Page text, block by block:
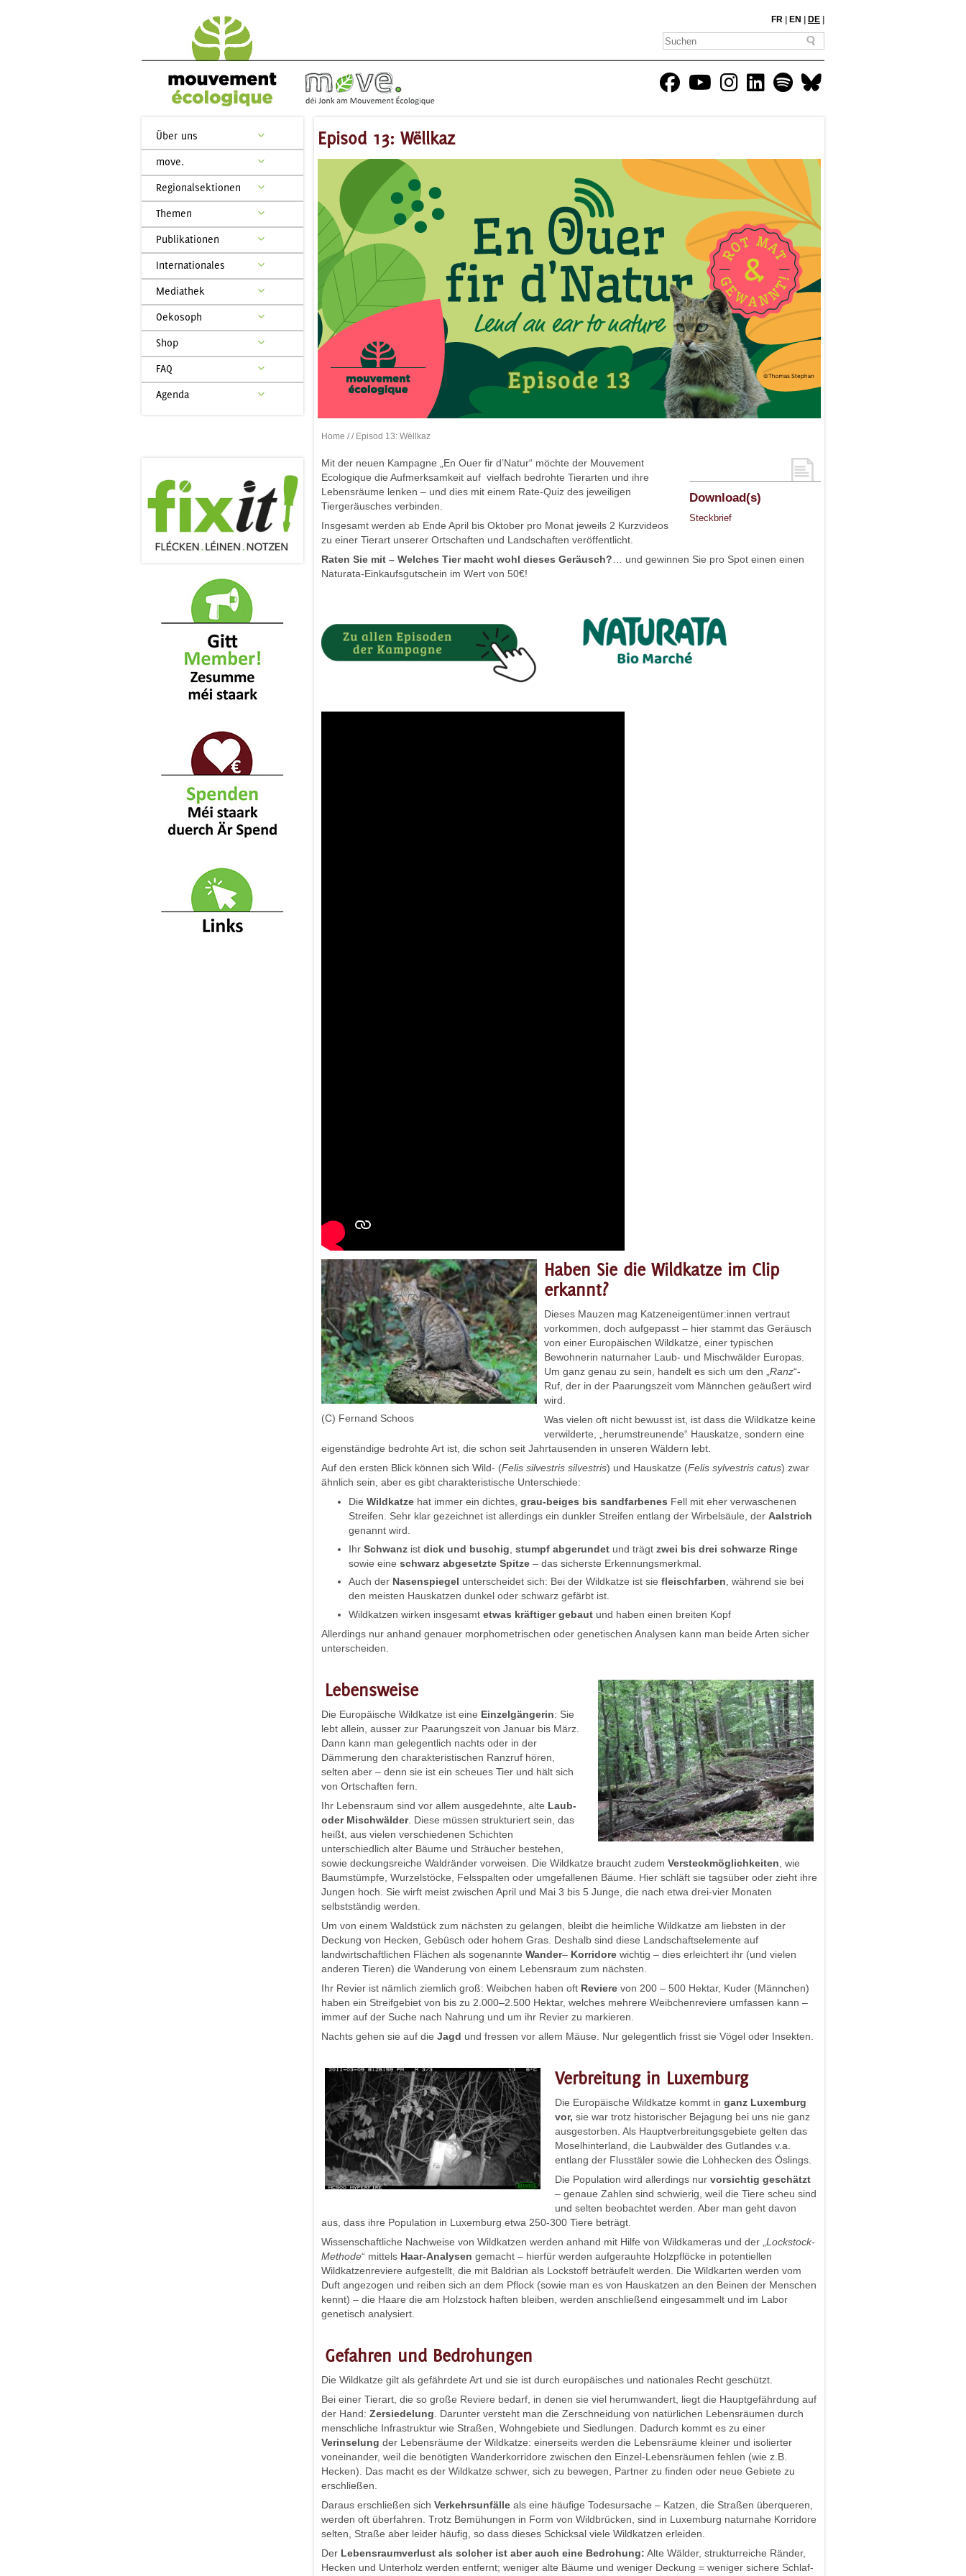
FR EN DE
Über uns
move.
Regionalsektionen
Themen
Publikationen
Internationales
Mediathek
Oekosoph
Shop
FAQ
Agenda
Episod 13: Wëllkaz
Home // Episod 13: Wëllkaz
Download(s)
Steckbrief
Mit der neuen Kampagne „En Ouer fir d’Natur“ möchte der Mouvement
Ecologique die Aufmerksamkeit auf vielfach bedrohte Tierarten und ihre
Lebensräume lenken – und dies mit einem Rate-Quiz des jeweiligen
Tiergeräusches verbinden.
Insgesamt werden ab Ende April bis Oktober pro Monat jeweils 2 Kurzvideos
zu einer Tierart unserer Ortschaften und Landschaften veröffentlicht.
Raten Sie mit – Welches Tier macht wohl dieses Geräusch? … und gewinnen Sie pro Spot einen einen
Naturata-Einkaufsgutschein im Wert von 50€!
(C) Fernand Schoos
Haben Sie die Wildkatze im Clip
erkannt?
Dieses Mauzen mag Katzeneigentümer:innen vertraut
vorkommen, doch aufgepasst – hier stammt das Geräusch
von einer Europäischen Wildkatze, einer typischen
Bewohnerin naturnaher Laub- und Mischwälder Europas.
Um ganz genau zu sein, handelt es sich um den „ Ranz“-
Ruf, der in der Paarungszeit vom Männchen geäußert wird
wird.
Was vielen oft nicht bewusst ist, ist dass die Wildkatze keine
verwilderte, „herumstreunende“ Hauskatze, sondern eine
eigenständige bedrohte Art ist, die schon seit Jahrtausenden in unseren Wäldern lebt.
Auf den ersten Blick können sich Wild- (Felis silvestris silvestris) und Hauskatze (Felis sylvestris catus) zwar
ähnlich sein, aber es gibt charakteristische Unterschiede:
Die Wildkatze hat immer ein dichtes, grau-beiges bis sandfarbenes Fell mit eher verwaschenen
Streifen. Sehr klar gezeichnet ist allerdings ein dunkler Streifen entlang der Wirbelsäule, der Aalstrich
genannt wird.
Ihr Schwanz ist dick und buschig stumpf abgerundet und trägt zwei bis drei schwarze Ringe
sowie eine schwarz abgesetzte Spitze – das sicherste Erkennungsmerkmal.
Auch der Nasenspiegel unterscheidet sich: Bei der Wildkatze ist sie fleischfarben , während sie bei
den meisten Hauskatzen dunkel oder schwarz gefärbt ist.
Wildkatzen wirken insgesamt etwas kräftiger gebaut und haben einen breiten Kopf
Allerdings nur anhand genauer morphometrischen oder genetischen Analysen kann man beide Arten sicher
unterscheiden.
Lebensweise
Die Europäische Wildkatze ist eine Einzelgängerin: Sie
lebt allein, ausser zur Paarungszeit von Januar bis März.
Dann kann man gelegentlich nachts oder in der
Dämmerung den charakteristischen Ranzruf hören,
selten aber – denn sie ist ein scheues Tier und hält sich
von Ortschaften fern.
Ihr Lebensraum sind vor allem ausgedehnte, alte Laub-
oder Mischwälder. Diese müssen strukturiert sein, das
heißt, aus vielen verschiedenen Schichten
unterschiedlich alter Bäume und Sträucher bestehen,
sowie deckungsreiche Waldränder vorweisen. Die Wildkatze braucht zudem Versteckmöglichkeiten , wie
Baumstümpfe, Wurzelstöcke, Felsspalten oder umgefallenen Bäume. Hier schläft sie tagsüber oder zieht ihre
Jungen hoch. Sie wirft meist zwischen April und Mai 3 bis 5 Junge, die nach etwa drei-vier Monaten
selbstständig werden.
Um von einem Waldstück zum nächsten zu gelangen, bleibt die heimliche Wildkatze am liebsten in der
Deckung von Hecken, Gebüsch oder hohem Gras. Deshalb sind diese Landschaftselemente auf
landwirtschaftlichen Flächen als sogenannte Wander– Korridore wichtig – dies erleichtert ihr (und vielen
anderen Tieren) die Wanderung von einem Lebensraum zum nächsten.
Ihr Revier ist nämlich ziemlich groß: Weibchen haben oft Reviere von 200 – 500 Hektar, Kuder (Männchen)
haben ein Streifgebiet von bis zu 2.000–2.500 Hektar, welches mehrere Weibchenreviere umfassen kann –
immer auf der Suche nach Nahrung und um ihr Revier zu markieren.
Nachts gehen sie auf die Jagd und fressen vor allem Mäuse. Nur gelegentlich frisst sie Vögel oder Insekten.
Verbreitung in Luxemburg
Die Europäische Wildkatze kommt in ganz Luxemburg
vor, sie war trotz historischer Bejagung bei uns nie ganz
ausgestorben. Als Hauptverbreitungsgebiete gelten das
Moselhinterland, die Laubwälder des Gutlandes v.a.
entlang der Flusstäler sowie die Lohhecken des Öslings.
Die Population wird allerdings nur vorsichtig geschätzt
– genaue Zahlen sind schwierig, weil die Tiere scheu sind
und selten beobachtet werden. Aber man geht davon
aus, dass ihre Population in Luxemburg etwa 250-300 Tiere beträgt.
Wissenschaftliche Nachweise von Wildkatzen werden anhand mit Hilfe von Wildkameras und der „ Lockstock-
Methode“ mittels Haar-Analysen gemacht – hierfür werden aufgerauhte Holzpflöcke in potentiellen
Wildkatzenreviere aufgestellt, die mit Baldrian als Lockstoff beträufelt werden. Die Wildkarten werden vom
Duft angezogen und reiben sich an dem Pflock (sowie man es von Hauskatzen an den Beinen der Menschen
kennt) – die Haare die am Holzstock haften bleiben, werden anschließend eingesammelt und im Labor
genetisch analysiert.
Gefahren und Bedrohungen
Die Wildkatze gilt als gefährdete Art und sie ist durch europäisches und nationales Recht geschützt.
Bei einer Tierart, die so große Reviere bedarf, in denen sie viel herumwandert, liegt die Hauptgefährdung auf
der Hand: Zersiedelung . Darunter versteht man die Zerschneidung von natürlichen Lebensräumen durch
menschliche Infrastruktur wie Straßen, Wohngebiete und Siedlungen. Dadurch kommt es zu einer
Verinselung der Lebensräume der Wildkatze: einerseits werden die Lebensräume kleiner und isolierter
voneinander, weil die benötigten Wanderkorridore zwischen den Einzel-Lebensräumen fehlen (wie z.B.
Hecken). Das macht es der Wildkatze schwer, sich zu bewegen, Partner zu finden oder neue Gebiete zu
erschließen.
Daraus erschließen sich Verkehrsunfälle als eine häufige Todesursache – Katzen, die Straßen überqueren,
werden oft überfahren. Trotz Bemühungen in Form von Wildbrücken, sind in Luxemburg naturnahe Korridore
selten, Straße aber leider häufig, so dass dieses Schicksal viele Wildkatzen erleiden.
Der Lebensraumverlust als solcher ist aber auch eine Bedrohung: Alte Wälder, strukturreiche Ränder,
Hecken und Unterholz werden entfernt; weniger alte Bäume und weniger Deckung = weniger sichere Schlaf-